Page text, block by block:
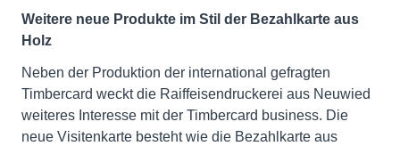
Weitere neue Produkte im Stil der Bezahlkarte aus
Holz
Neben der Produktion der international gefragten
Timbercard weckt die Raiffeisen­druckerei aus Neuwied
weiteres Interesse mit der Timbercard business. Die
neue Visitenkarte besteht wie die Bezahlkarte aus